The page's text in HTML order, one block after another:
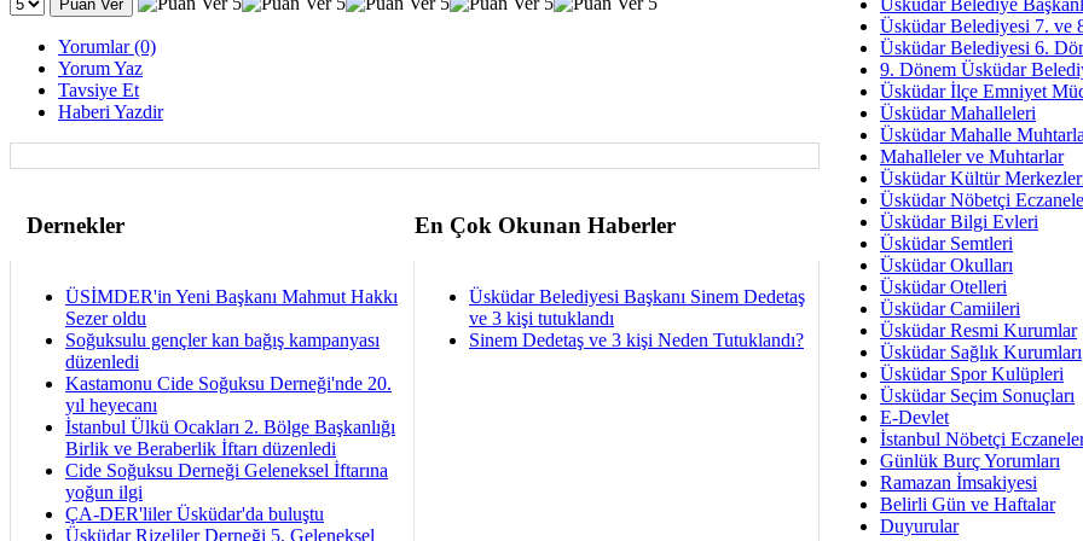
Yorumlar (0)
Yorum Yaz
Tavsiye Et
Haberi Yazdir
Dernekler En Çok Okunan Haberler
ÜSİMDER'in Yeni Başkanı Mahmut Hakkı
Sezer oldu
Soğuksulu gençler kan bağış kampanyası
düzenledi
Kastamonu Cide Soğuksu Derneği'nde 20.
yıl heyecanı
İstanbul Ülkü Ocakları 2. Bölge Başkanlığı
Birlik ve Beraberlik İftarı düzenledi
Cide Soğuksu Derneği Geleneksel İftarına
yoğun ilgi
ÇA-DER'liler Üsküdar'da buluştu
Üsküdar Rizeliler Derneği 5. Geleneksel
Üsküdar Belediyesi Başkanı Sinem Dedetaş
ve 3 kişi tutuklandı
Sinem Dedetaş ve 3 kişi Neden Tutuklandı?
İmar Sorunlarının Genel
Arakan
Bayramın
Ruhsal
Üsküdar
Üsküdar Belediye
Üsküdar Belediyesi 7. ve
Üsküdar Belediyesi 6.
9. Dönem Üsküdar
Üsküdar İlçe Emniyet
Üsküdar Mahalleleri
Üsküdar Mahalle
Mahalleler ve Muhtarlar
Üsküdar Kültür
Üsküdar Nöbetçi
Üsküdar Bilgi Evleri
Üsküdar Semtleri
Üsküdar Okulları
Üsküdar Otelleri
Üsküdar Camiileri
Üsküdar Resmi Kurumlar
Üsküdar Sağlık Kurumları
Üsküdar Spor Kulüpleri
Üsküdar Seçim Sonuçları
E-Devlet
İstanbul Nöbetçi
Günlük Burç Yorumları
Ramazan İmsakiyesi
Belirli Gün ve Haftalar
Duyurular